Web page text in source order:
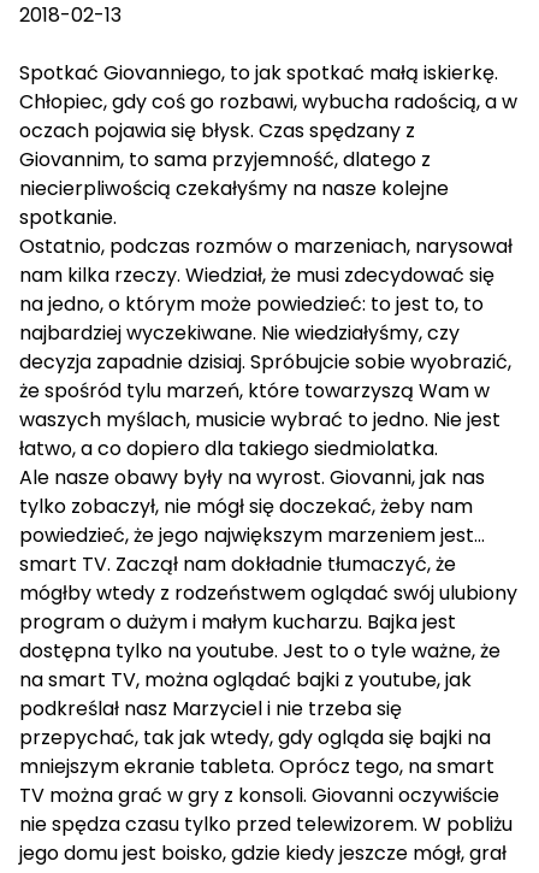
2018-02-13
Spotkać Giovanniego, to jak spotkać małą iskierkę.
Chłopiec, gdy coś go rozbawi, wybucha radością, a w
oczach pojawia się błysk. Czas spędzany z
Giovannim, to sama przyjemność, dlatego z
niecierpliwością czekałyśmy na nasze kolejne
spotkanie.
Ostatnio, podczas rozmów o marzeniach, narysował
nam kilka rzeczy. Wiedział, że musi zdecydować się
na jedno, o którym może powiedzieć: to jest to, to
najbardziej wyczekiwane. Nie wiedziałyśmy, czy
decyzja zapadnie dzisiaj. Spróbujcie sobie wyobrazić,
że spośród tylu marzeń, które towarzyszą Wam w
waszych myślach, musicie wybrać to jedno. Nie jest
łatwo, a co dopiero dla takiego siedmiolatka.
Ale nasze obawy były na wyrost. Giovanni, jak nas
tylko zobaczył, nie mógł się doczekać, żeby nam
powiedzieć, że jego największym marzeniem jest…
smart TV. Zaczął nam dokładnie tłumaczyć, że
mógłby wtedy z rodzeństwem oglądać swój ulubiony
program o dużym i małym kucharzu. Bajka jest
dostępna tylko na youtube. Jest to o tyle ważne, że
na smart TV, można oglądać bajki z youtube, jak
podkreślał nasz Marzyciel i nie trzeba się
przepychać, tak jak wtedy, gdy ogląda się bajki na
mniejszym ekranie tableta. Oprócz tego, na smart
TV można grać w gry z konsoli. Giovanni oczywiście
nie spędza czasu tylko przed telewizorem. W pobliżu
jego domu jest boisko, gdzie kiedy jeszcze mógł, grał